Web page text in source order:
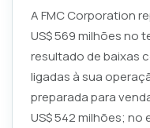
A FMC Corporation
US$ 569 milhões no
resultado de baixas
ligadas à sua
preparada para
US$ 542 milhões;